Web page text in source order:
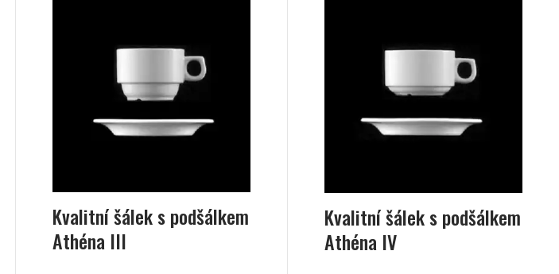
Kvalitní šálek s podšálkem
Athéna III
Kvalitní šálek s podšálkem
Athéna IV